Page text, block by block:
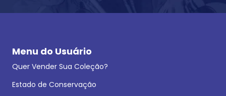
Menu do Usuário
Quer Vender Sua Coleção?
Estado de Conservação